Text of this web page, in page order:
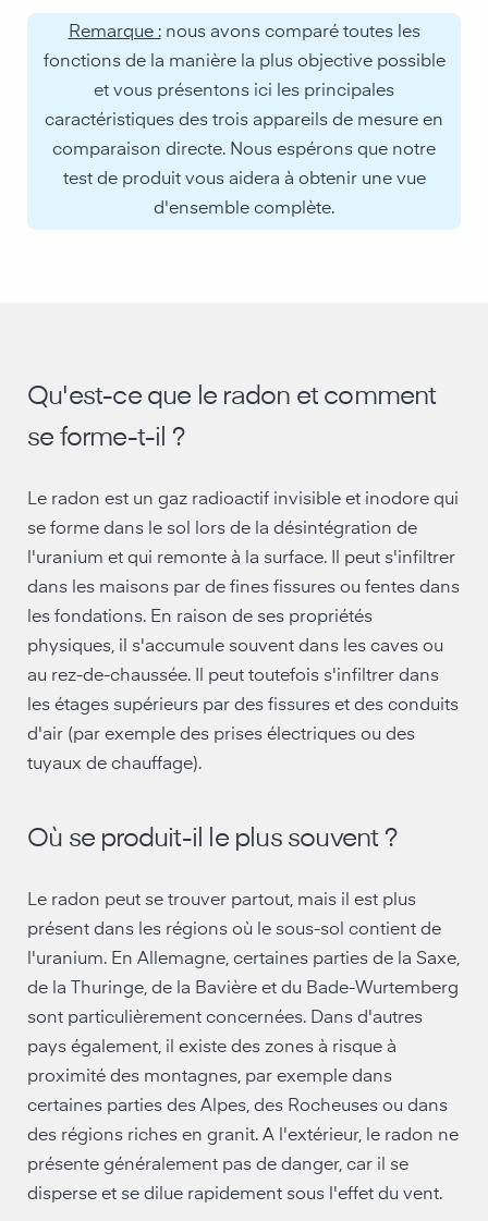
Remarque :nous avons comparé toutes les
fonctions de la manière la plus objective possible
et vous présentons ici les principales
caractéristiques des trois appareils de mesure en
comparaison directe. Nous espérons que notre
test de produit vous aidera à obtenir une vue
d'ensemble complète.
Qu'est-ce que le radon et comment
se forme-t-il ?
Le radon est un gaz radioactif invisible et inodore qui
se forme dans le sol lors de la désintégration de
l'uranium et qui remonte à la surface. Il peut s'infiltrer
dans les maisons par de fines fissures ou fentes dans
les fondations. En raison de ses propriétés
physiques, il s'accumule souvent dans les caves ou
au rez-de-chaussée. Il peut toutefois s'infiltrer dans
les étages supérieurs par des fissures et des conduits
d'air (par exemple des prises électriques ou des
tuyaux de chauffage).
Où se produit-il le plus souvent ?
Le radon peut se trouver partout, mais il est plus
présent dans les régions où le sous-sol contient de
l'uranium. En Allemagne, certaines parties de la Saxe,
de la Thuringe, de la Bavière et du Bade-Wurtemberg
sont particulièrement concernées. Dans d'autres
pays également, il existe des zones à risque à
proximité des montagnes, par exemple dans
certaines parties des Alpes, des Rocheuses ou dans
des régions riches en granit. A l'extérieur, le radon ne
présente généralement pas de danger, car il se
disperse et se dilue rapidement sous l'effet du vent.